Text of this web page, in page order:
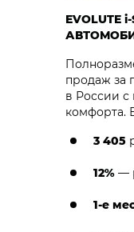
продаж за
в России с
комфорта.
3 405
12% —
1-е